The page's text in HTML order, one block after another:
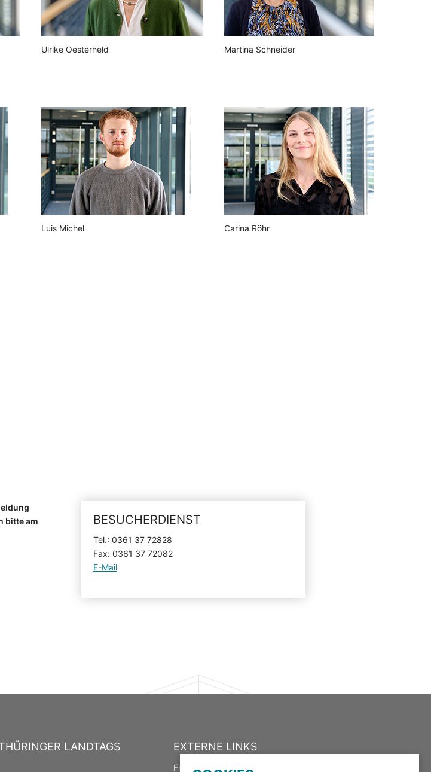
Ulrike Oesterheld Martina Schneider
Luis Michel Carina Röhr
BESUCHERDIENST
Tel.: 0361 37 72828
Fax: 0361 37 72082
E-Mail
bitte am
LANDTAGS EXTERNE LINKS
Freistaat Thüringen